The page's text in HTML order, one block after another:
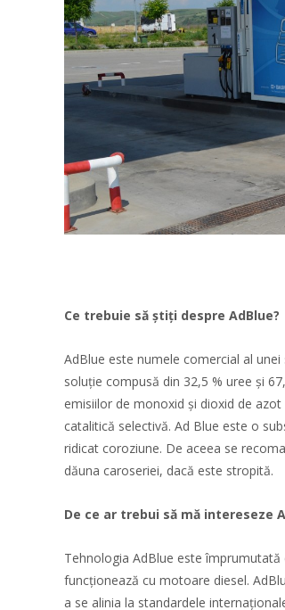
Ce trebuie să știți despre AdBlue?
AdBlue este numele comercial al
soluție compusă din 32,5 % uree și
emisiilor de monoxid și dioxid de
catalitică selectivă. Ad Blue este o
ridicat coroziune. De aceea se
dăuna caroseriei, dacă este stropită.
De ce ar trebui să mă intereseze
Tehnologia AdBlue este
funcționează cu motoare diesel.
a se alinia la standardele